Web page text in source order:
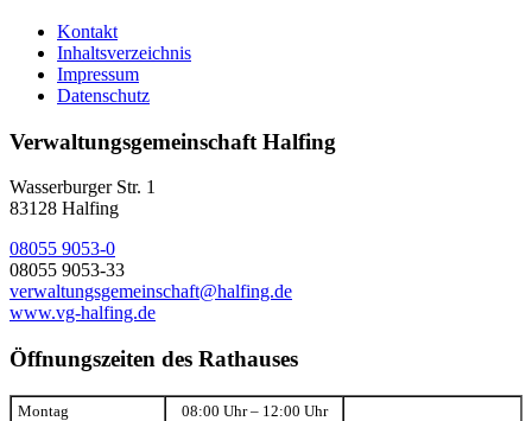
Kontakt
Inhaltsverzeichnis
Impressum
Datenschutz
Verwaltungsgemeinschaft Halfing
Wasserburger Str. 1
83128 Halfing
08055 9053-0
08055 9053-33
verwaltungsgemeinschaft@halfing.de
www.vg-halfing.de
Öffnungszeiten des Rathauses
Montag 08:00 Uhr – 12:00 Uhr